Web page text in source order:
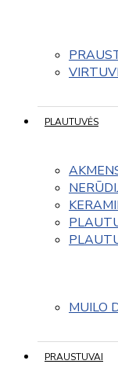
PLAUTUVĖS
MUILO
PRAUSTUVAI